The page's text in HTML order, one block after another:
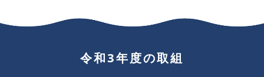
令和3年度の取組